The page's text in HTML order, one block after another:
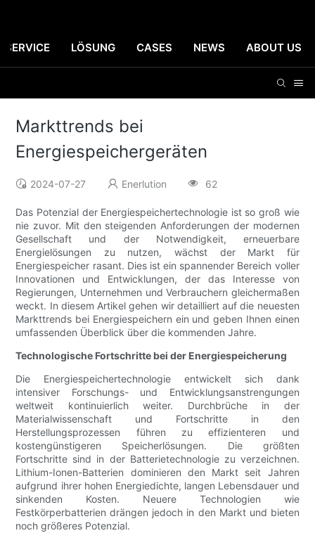
SERVICE LÖSUNG CASES NEWS ABOUT US
Markttrends bei
Energiespeichergeräten
2024-07-27 Enerlution 62
Das Potenzial der Energiespeichertechnologie ist so groß wie
nie zuvor. Mit den steigenden Anforderungen der modernen
Gesellschaft und der Notwendigkeit, erneuerbare
Energielösungen zu nutzen, wächst der Markt für
Energiespeicher rasant. Dies ist ein spannender Bereich voller
Innovationen und Entwicklungen, der das Interesse von
Regierungen, Unternehmen und Verbrauchern gleichermaßen
weckt. In diesem Artikel gehen wir detailliert auf die neuesten
Markttrends bei Energiespeichern ein und geben Ihnen einen
umfassenden Überblick über die kommenden Jahre.
Technologische Fortschritte bei der Energiespeicherung
Die Energiespeichertechnologie entwickelt sich dank
intensiver Forschungs- und Entwicklungsanstrengungen
weltweit kontinuierlich weiter. Durchbrüche in der
Materialwissenschaft und Fortschritte in den
Herstellungsprozessen führen zu effizienteren und
kostengünstigeren Speicherlösungen. Die größten
Fortschritte sind in der Batterietechnologie zu verzeichnen.
Lithium-Ionen-Batterien dominieren den Markt seit Jahren
aufgrund ihrer hohen Energiedichte, langen Lebensdauer und
sinkenden Kosten. Neuere Technologien wie
Festkörperbatterien drängen jedoch in den Markt und bieten
noch größeres Potenzial.